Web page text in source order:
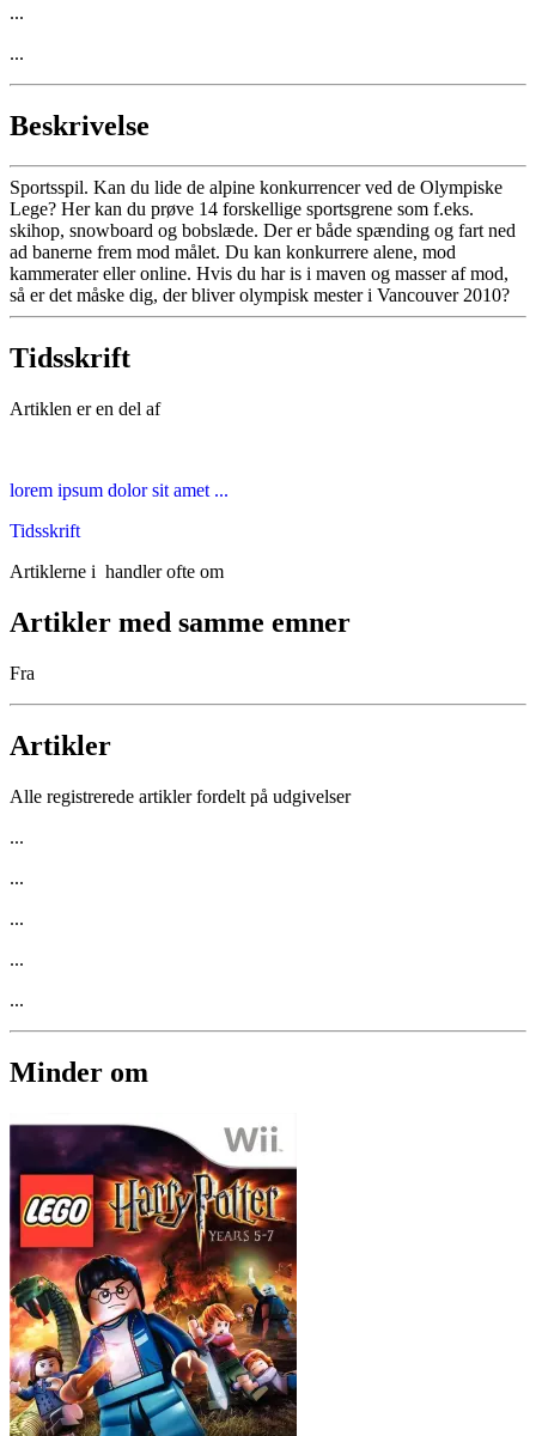
...
...
Beskrivelse
Sportsspil. Kan du lide de alpine konkurrencer ved de Olympiske
Lege? Her kan du prøve 14 forskellige sportsgrene som f.eks.
skihop, snowboard og bobslæde. Der er både spænding og fart ned
ad banerne frem mod målet. Du kan konkurrere alene, mod
kammerater eller online. Hvis du har is i maven og masser af mod,
så er det måske dig, der bliver olympisk mester i Vancouver 2010?
Tidsskrift
Artiklen er en del af
lorem ipsum dolor sit amet ...
Tidsskrift
Artiklerne i handler ofte om
Artikler med samme emner
Fra
Artikler
Alle registrerede artikler fordelt på udgivelser
...
...
...
...
...
Minder om